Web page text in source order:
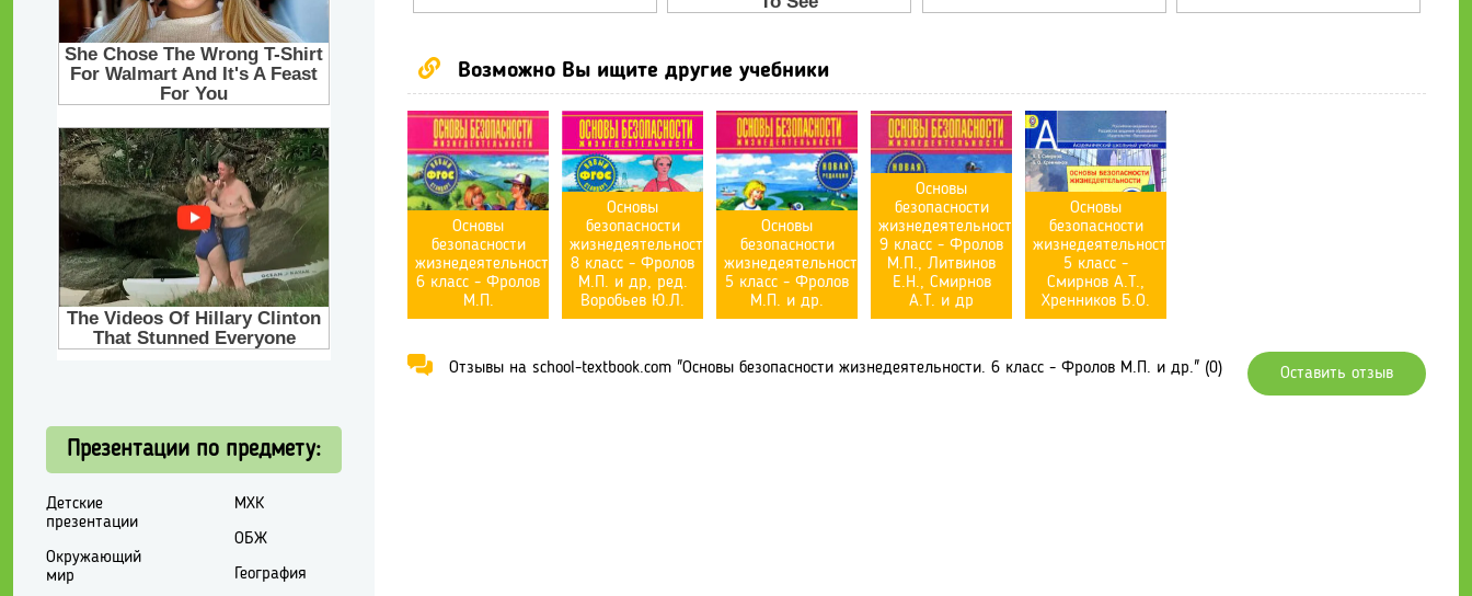
Возможно Вы ищите другие учебники
Основы
безопасности
жизнедеятельности.
6 класс - Фролов
М.П.
Основы
безопасности
жизнедеятельности.
8 класс - Фролов
М.П. и др, ред.
Воробьев Ю.Л.
Основы
безопасности
жизнедеятельности.
5 класс - Фролов
М.П. и др.
Основы
безопасности
жизнедеятельности.
9 класс - Фролов
М.П., Литвинов
Е.Н., Смирнов
А.Т. и др
Основы
безопасности
жизнедеятельности.
5 класс -
Смирнов А.Т.,
Хренников Б.О.
Отзывы на school-textbook.com "Основы безопасности жизнедеятельности. 6 класс - Фролов М.П. и др." (0) Оставить отзыв
Презентации по предмету:
Детские
презентации
Окружающий
мир
МХК
ОБЖ
География